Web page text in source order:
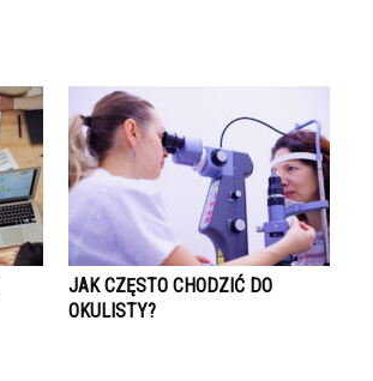
JAK CZĘSTO CHODZIĆ DO
OKULISTY?